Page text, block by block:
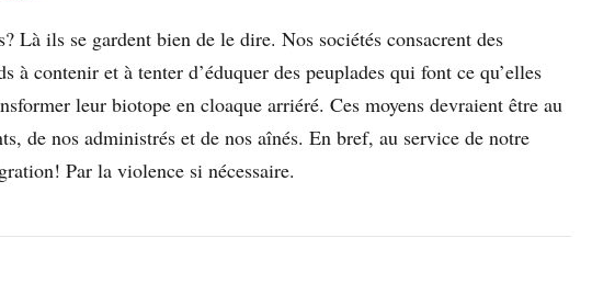
Là ils se gardent bien de le dire. Nos sociétés consacrent des
à contenir et à tenter d’éduquer des peuplades qui font ce qu’elles
leur biotope en cloaque arriéré. Ces moyens devraient être au
de nos administrés et de nos aînés. En bref, au service de notre
Par la violence si nécessaire.